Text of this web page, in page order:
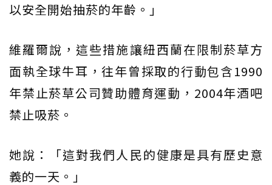
以安全開始抽菸的年齡。」
維羅爾說，這些措施讓紐西蘭在限制菸草方
面執全球牛耳，往年曾採取的行動包含1990
年禁止菸草公司贊助體育運動，2004年酒吧
禁止吸菸。
她說：「這對我們人民的健康是具有歷史意
義的一天。」